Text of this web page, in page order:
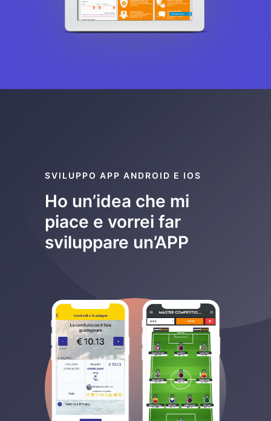
SVILUPPO APP ANDROID E IOS
Ho un’idea che mi
piace e vorrei far
sviluppare un’APP